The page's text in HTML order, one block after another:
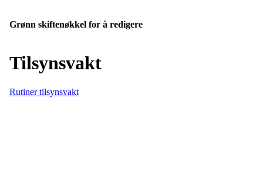
Grønn skiftenøkkel for å redigere
Tilsynsvakt
Rutiner tilsynsvakt